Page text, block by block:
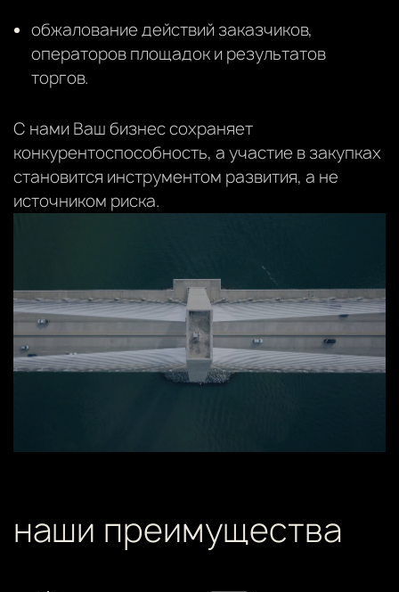
обжалование действий заказчиков,
операторов площадок и результатов
торгов.
С нами Ваш бизнес сохраняет
конкурентоспособность, а участие в закупках
становится инструментом развития, а не
источником риска.
наши преимущества